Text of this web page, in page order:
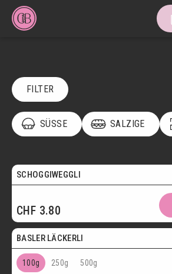
FILTER
SÜSSE SALZIGE
SÜSSE KÖSTLICHKEITEN
SÜSSGEBÄCK
KUCHEN/TORTEN/CAKES/WÄHEN
SCHOKOLADENSPEZIALITÄTEN
SCHOGGIWEGGLI
CHF 3.80
Vegetarisch
BASLER LÄCKERLI
100g 250g 500g